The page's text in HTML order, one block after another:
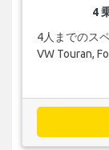
4
4人までのス
VW Touran,